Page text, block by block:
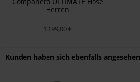
Herren
1.199,00 €
Kunden haben sich ebenfalls angesehen